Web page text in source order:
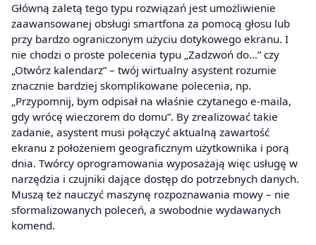
Główną zaletą tego typu rozwiązań jest umożliwienie
zaawansowanej obsługi smartfona za pomocą głosu lub
przy bardzo ograniczonym użyciu dotykowego ekranu. I
nie chodzi o proste polecenia typu „Zadzwoń do…” czy
„Otwórz kalendarz” – twój wirtualny asystent rozumie
znacznie bardziej skomplikowane polecenia, np.
„Przypomnij, bym odpisał na właśnie czytanego e-maila,
gdy wrócę wieczorem do domu”. By zrealizować takie
zadanie, asystent musi połączyć aktualną zawartość
ekranu z położeniem geograficznym użytkownika i porą
dnia. Twórcy oprogramowania wyposażają więc usługę w
narzędzia i czujniki dające dostęp do potrzebnych danych.
Muszą też nauczyć maszynę rozpoznawania mowy – nie
sformalizowanych poleceń, a swobodnie wydawanych
komend.